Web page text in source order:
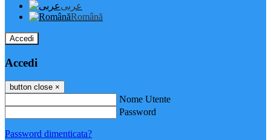
عربى
Română
Accedi
Accedi
button close ×
Nome Utente
Password
Password dimenticata?